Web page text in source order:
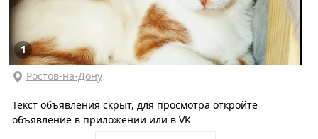
1
Ростов-на-Дону
Текст объявления скрыт, для просмотра откройте
объявление в приложении или в VK